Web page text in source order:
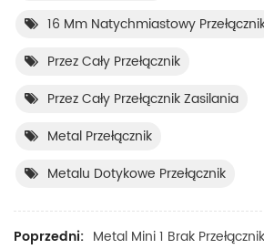
16 Mm Natychmiastowy
Przez Cały Przełącznik
Przez Cały Przełącznik Zasilania
Metal Przełącznik
Metalu Dotykowe Przełącznik
Poprzedni: Metal Mini 1 Brak